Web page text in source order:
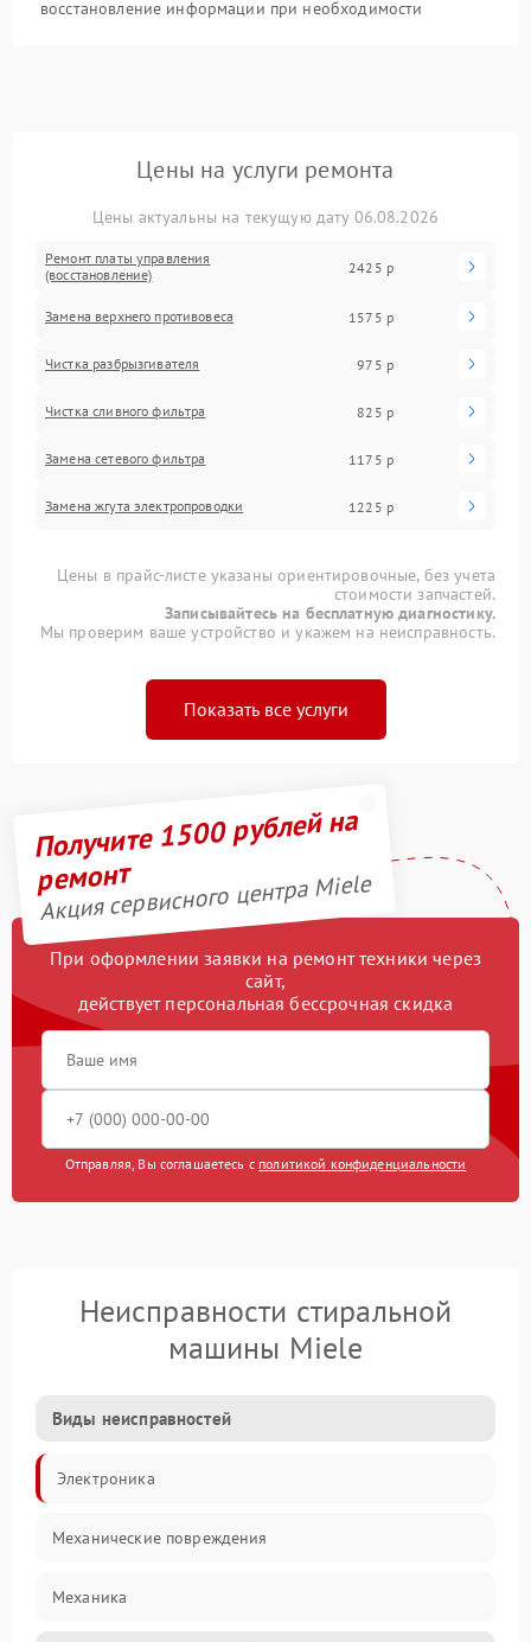
восстановление информации при необходимости
Цены на услуги ремонта
Цены актуальны на текущую дату 06.08.2026
Ремонт платы управления
(восстановление)
2425 р
Замена верхнего противовеса 1575 р
Чистка разбрызгивателя 975 р
Чистка сливного фильтра 825 р
Замена сетевого фильтра 1175 р
Замена жгута электропроводки 1225 р
Цены в прайс-листе указаны ориентировочные, без учета
стоимости запчастей.
Записывайтесь на бесплатную диагностику.
Мы проверим ваше устройство и укажем на неисправность.
Показать все услуги
Получите 1500 рублей на
ремонт
Акция сервисного центра Miele
При оформлении заявки на ремонт техники через
сайт,
действует персональная бессрочная скидка
Отправляя, Вы соглашаетесь с политикой конфиденциальности
Неисправности стиральной
машины Miele
Виды неисправностей
Электроника
Механические повреждения
Механика